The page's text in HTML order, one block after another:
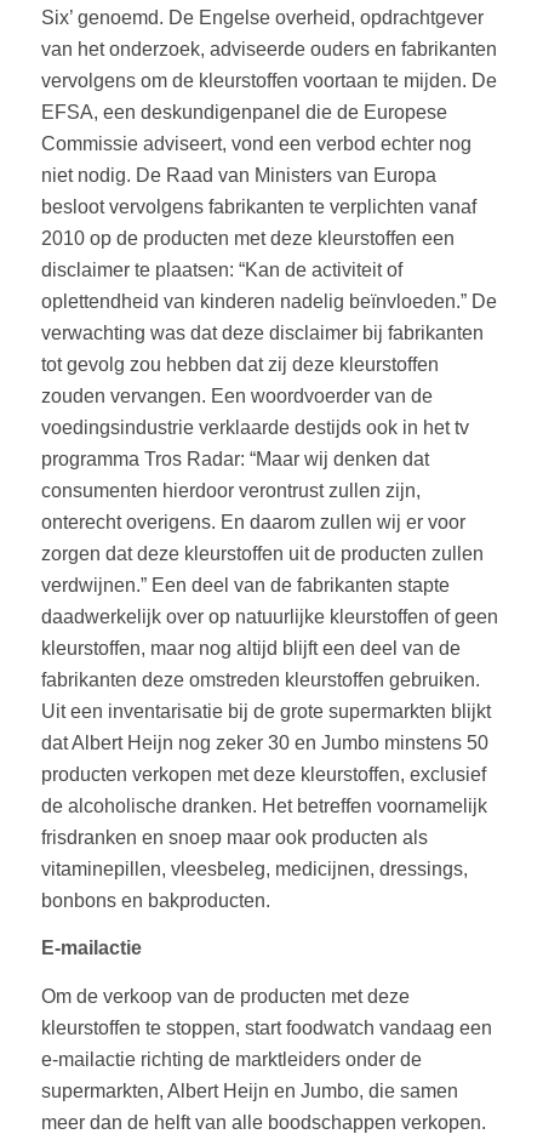
Six’ genoemd. De Engelse overheid, opdrachtgever
van het onderzoek, adviseerde ouders en fabrikanten
vervolgens om de kleurstoffen voortaan te mijden. De
EFSA, een deskundigenpanel die de Europese
Commissie adviseert, vond een verbod echter nog
niet nodig. De Raad van Ministers van Europa
besloot vervolgens fabrikanten te verplichten vanaf
2010 op de producten met deze kleurstoffen een
disclaimer te plaatsen: “Kan de activiteit of
oplettendheid van kinderen nadelig beïnvloeden.” De
verwachting was dat deze disclaimer bij fabrikanten
tot gevolg zou hebben dat zij deze kleurstoffen
zouden vervangen. Een woordvoerder van de
voedingsindustrie verklaarde destijds ook in het tv
programma Tros Radar: “Maar wij denken dat
consumenten hierdoor verontrust zullen zijn,
onterecht overigens. En daarom zullen wij er voor
zorgen datdeze kleurstoffen uit de producten zullen
verdwijnen.” Een deel van de fabrikanten stapte
daadwerkelijk over op natuurlijke kleurstoffen of geen
kleurstoffen, maar nog altijd blijft een deel van de
fabrikanten deze omstreden kleurstoffen gebruiken.
Uit een inventarisatie bij de grote supermarkten blijkt
dat Albert Heijn nog zeker 30 en Jumbo minstens 50
producten verkopen met deze kleurstoffen, exclusief
de alcoholische dranken. Het betreffen voornamelijk
frisdranken en snoep maar ook producten als
vitaminepillen, vleesbeleg, medicijnen, dressings,
bonbons en bakproducten.
E-mailactie
Om de verkoop van de producten met deze
kleurstoffen te stoppen, start foodwatch vandaag een
e-mailactie richting de marktleiders onder de
supermarkten, Albert Heijn en Jumbo, die samen
meer dan de helft van alle boodschappen verkopen.